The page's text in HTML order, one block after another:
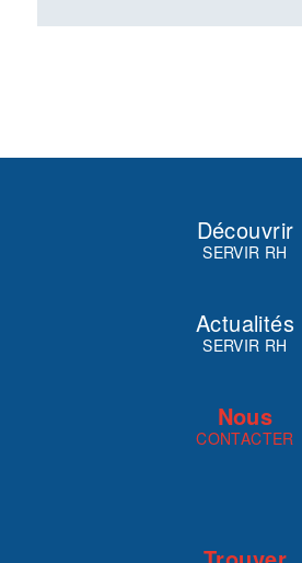
Découvrir
SERVIR RH
Actualités
SERVIR RH
Nous
CONTACTER